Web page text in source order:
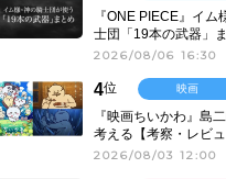
『ONE PIECE』イム
士団「19本の武器」
ネタ
2026/08/06 16:30
4位
『映画ちいかわ』島
考える【考察・レビュ
2026/08/03 12:00
映画